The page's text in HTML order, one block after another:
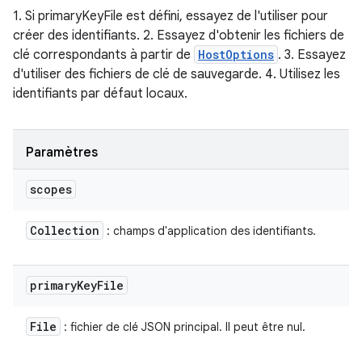
1. Si primaryKeyFile est défini, essayez de l'utiliser pour
créer des identifiants. 2. Essayez d'obtenir les fichiers de
clé correspondants à partir de HostOptions . 3. Essayez
d'utiliser des fichiers de clé de sauvegarde. 4. Utilisez les
identifiants par défaut locaux.
Paramètres
scopes
Collection : champs d'application des identifiants.
primaryKeyFile
File : fichier de clé JSON principal. Il peut être nul.